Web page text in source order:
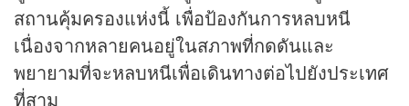
สถานคุ้มครองแห่งนี้ เพื่อป้องกันการหลบหนี
เนื่องจากหลายคนอยู่ในสภาพที่กดดันและ
พยายามที่จะหลบหนีเพื่อเดินทางต่อไปยังประเทศ
ที่สาม